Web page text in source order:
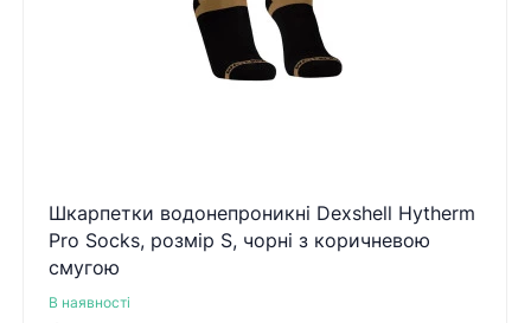
Шкарпетки водонепроникні Dexshell Hytherm
Pro Socks, розмір S, чорні з коричневою
смугою
В наявності